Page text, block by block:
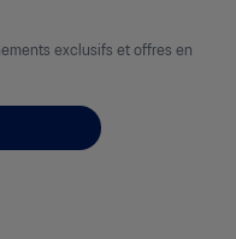
exclusifs et offres en